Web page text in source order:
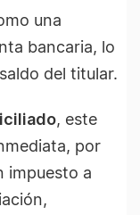
una
bancaria, lo
del titular.
, este
por
impuesto a